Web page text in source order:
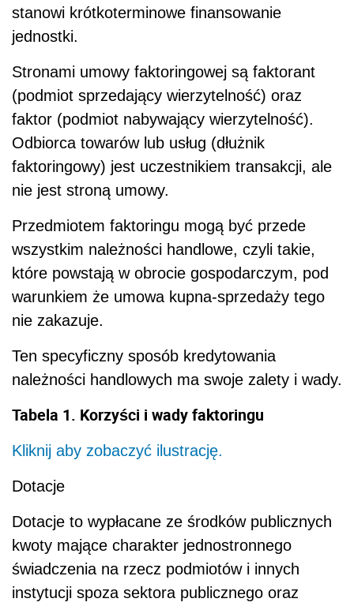
stanowi krótkoterminowe finansowanie
jednostki.
Stronami umowy faktoringowej są faktorant
(podmiot sprzedający wierzytelność) oraz
faktor (podmiot nabywający wierzytelność).
Odbiorca towarów lub usług (dłużnik
faktoringowy) jest uczestnikiem transakcji, ale
nie jest stroną umowy.
Przedmiotem faktoringu mogą być przede
wszystkim należności handlowe, czyli takie,
które powstają w obrocie gospodarczym, pod
warunkiem że umowa kupna-sprzedaży tego
nie zakazuje.
Ten specyficzny sposób kredytowania
należności handlowych ma swoje zalety i wady.
Tabela 1. Korzyści i wady faktoringu
Kliknij aby zobaczyć ilustrację.
Dotacje
Dotacje to wypłacane ze środków publicznych
kwoty mające charakter jednostronnego
świadczenia na rzecz podmiotów i innych
instytucji spoza sektora publicznego oraz